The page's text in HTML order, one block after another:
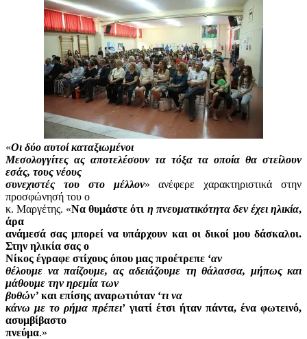
«Οι δύο αυτοί καταξιωμένοι
Μεσολογγίτες ας αποτελέσουν τα τόξα τα οποία θα στείλουν
εσάς, τους νέους
συνεχιστές του στο μέλλον» ανέφερε χαρακτηριστικά στην
προσφώνησή του ο
κ. Μαργέτης. «Να θυμάστε ότι η πνευματικότητα δεν έχει ηλικία,
άρα
ανάμεσά σας μπορεί να υπάρχουν και οι δικοί μου δάσκαλοι.
Στην ηλικία σας ο
Νίκος έγραφε στίχους όπου μας προέτρεπε ‘αν
θέλουμε να παίζουμε, ας αδειάζουμε τη θάλασσα, μήπως και
μάθουμε την ηρεμία των
βυθών’ και επίσης αναρωτιόταν ‘τι να
κάνω με το ρήμα πρέπει’ γιατί έτσι ήταν πάντα, ένα φωτεινό,
ασυμβίβαστο
πνεύμα.»